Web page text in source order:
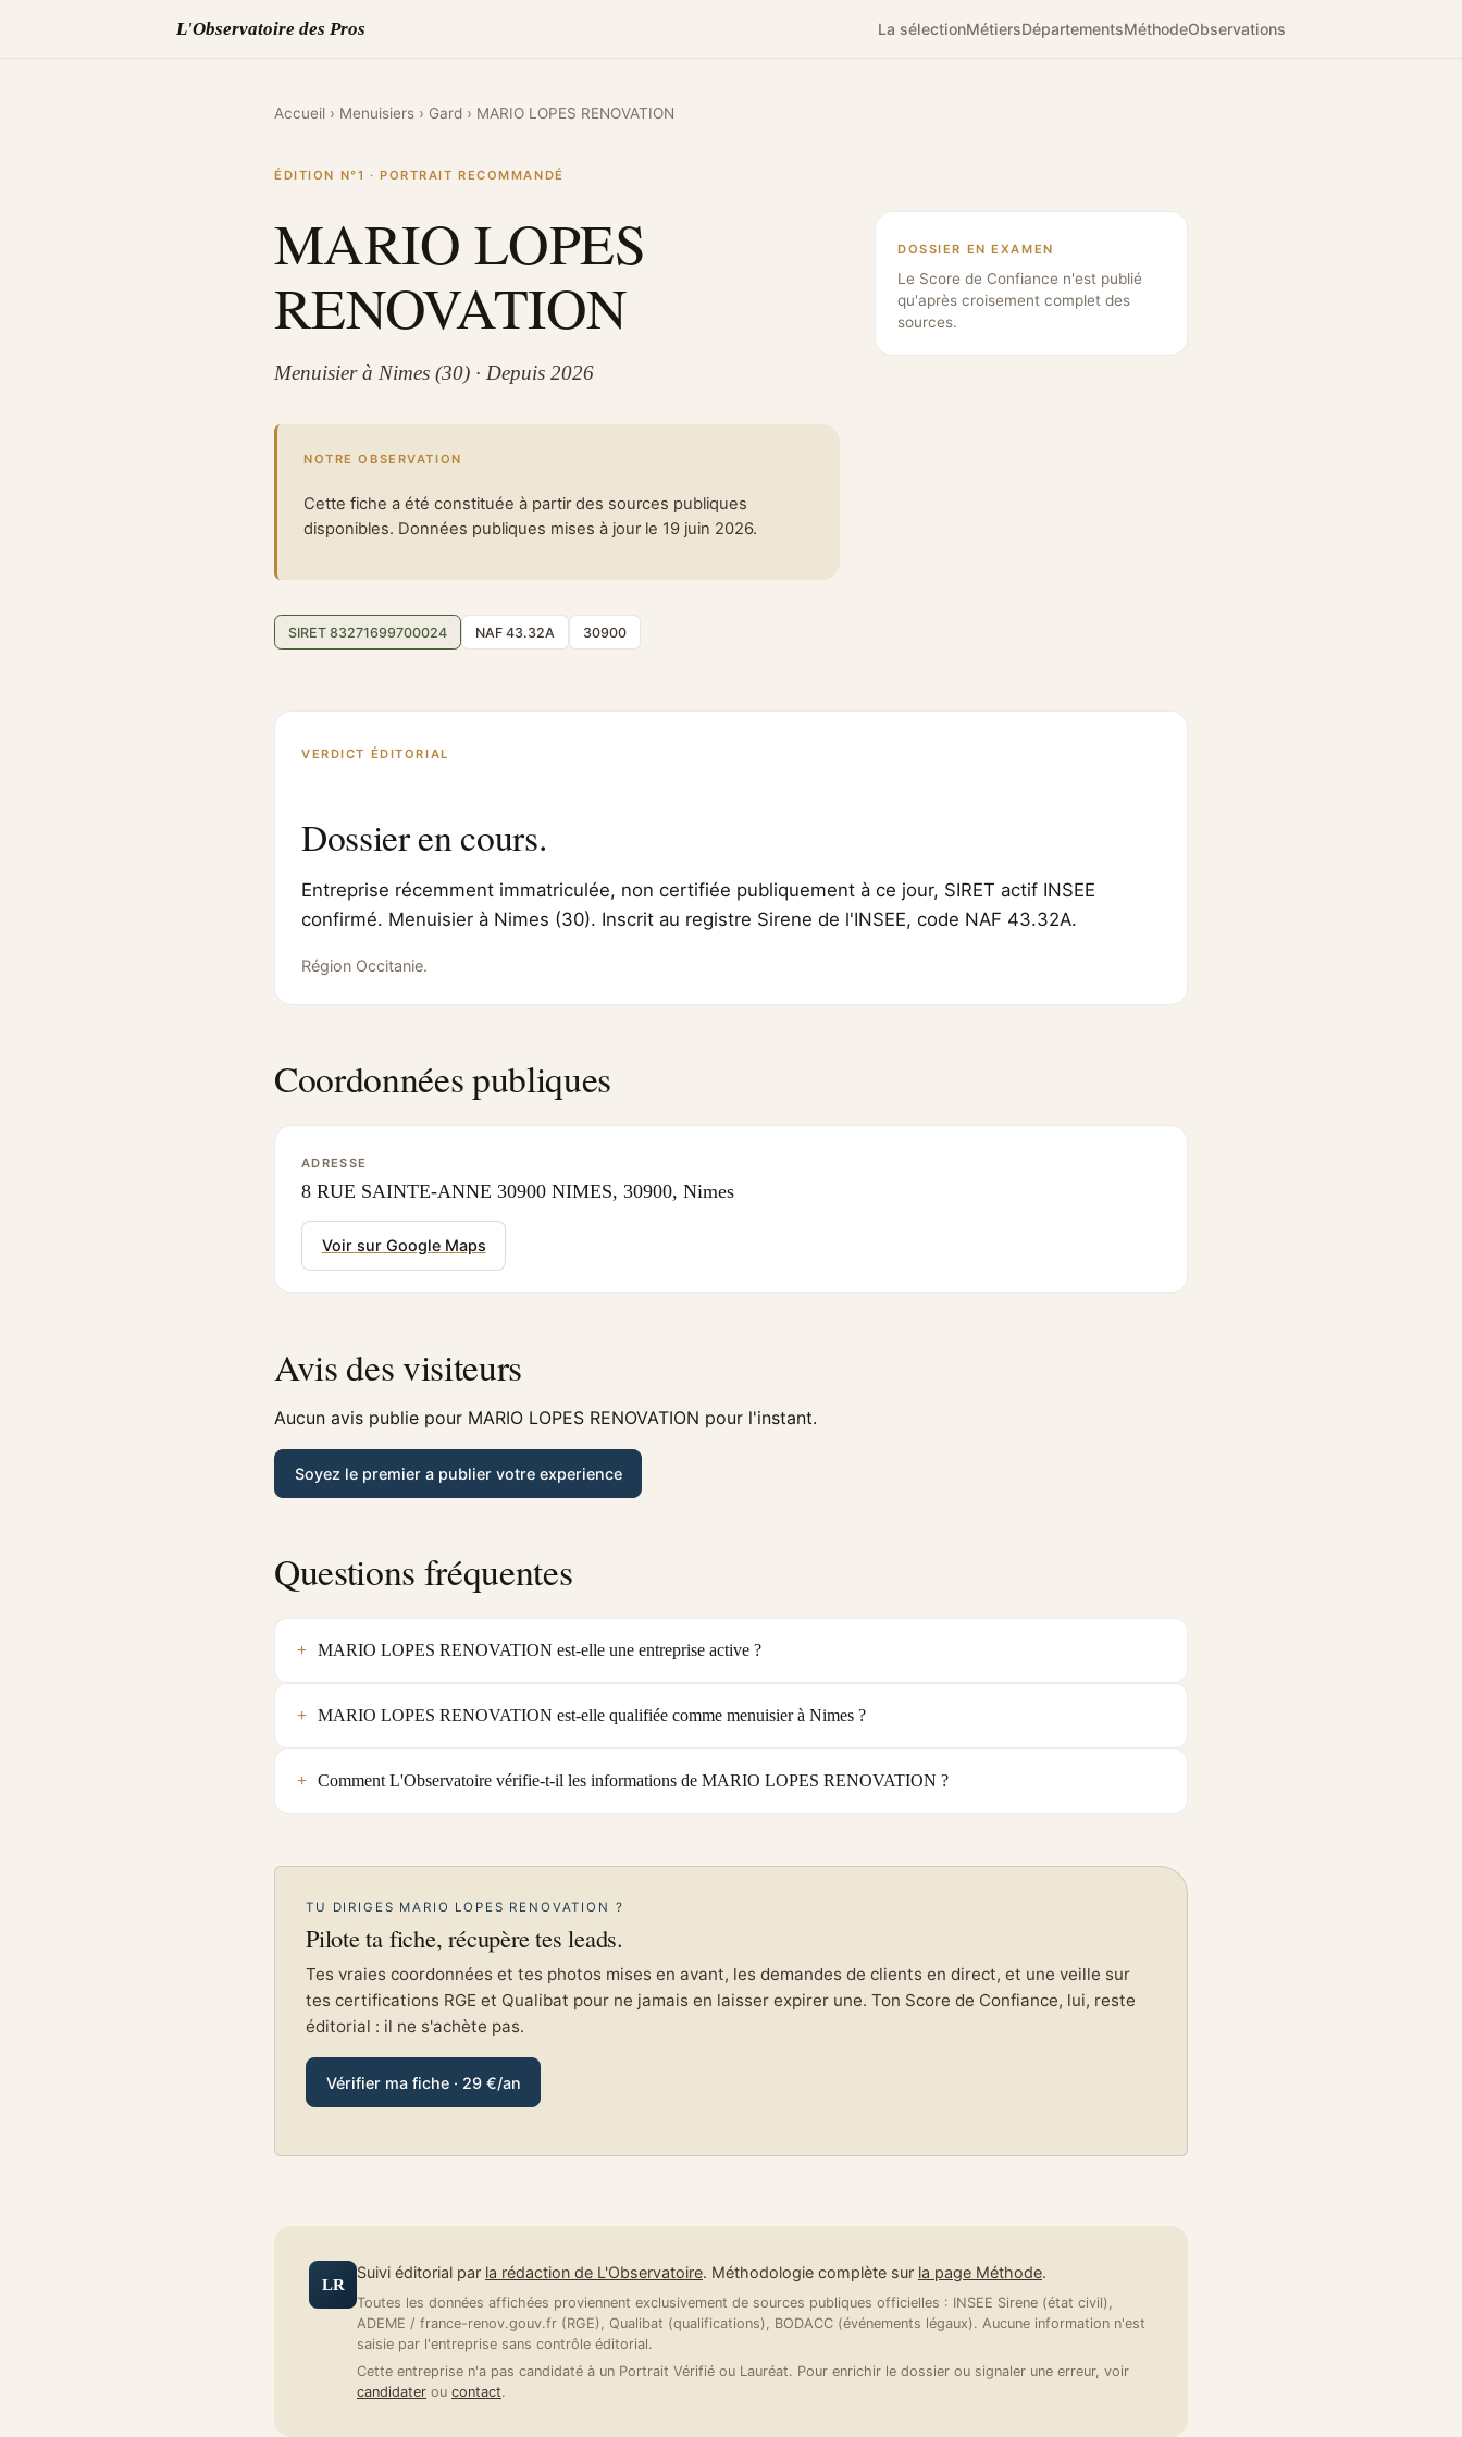
L'Observatoire des Pros La sélectionMétiersDépartementsMéthodeObservations
Accueil › Menuisiers › Gard › MARIO LOPES RENOVATION
ÉDITION N°1 · PORTRAIT RECOMMANDÉ
MARIO LOPES
RENOVATION
Menuisier à Nimes (30) · Depuis 2026
NOTRE OBSERVATION
Cette fiche a été constituée à partir des sources publiques
disponibles. Données publiques mises à jour le 19 juin 2026.
SIRET 83271699700024 NAF 43.32A 30900
DOSSIER EN EXAMEN
Le Score de Confiance n'est publié
qu'après croisement complet des
sources.
VERDICT ÉDITORIAL
Dossier en cours.
Entreprise récemment immatriculée, non certifiée publiquement à ce jour, SIRET actif INSEE
confirmé. Menuisier à Nimes (30). Inscrit au registre Sirene de l'INSEE, code NAF 43.32A.
Région Occitanie.
Coordonnées publiques
ADRESSE
8 RUE SAINTE-ANNE 30900 NIMES, 30900, Nimes
Voir sur Google Maps
Avis des visiteurs
Aucun avis publie pour MARIO LOPES RENOVATION pour l'instant.
Soyez le premier a publier votre experience
Questions fréquentes
MARIO LOPES RENOVATION est-elle une entreprise active ?
MARIO LOPES RENOVATION est-elle qualifiée comme menuisier à Nimes ?
Comment L'Observatoire vérifie-t-il les informations de MARIO LOPES RENOVATION ?
TU DIRIGES MARIO LOPES RENOVATION ?
Pilote ta fiche, récupère tes leads.
Tes vraies coordonnées et tes photos mises en avant, les demandes de clients en direct, et une veille sur
tes certifications RGE et Qualibat pour ne jamais en laisser expirer une. Ton Score de Confiance, lui, reste
éditorial : il ne s'achète pas.
Vérifier ma fiche · 29 €/an
LR
Suivi éditorial par la rédaction de L'Observatoire. Méthodologie complète sur la page Méthode.
Toutes les données affichées proviennent exclusivement de sources publiques officielles : INSEE Sirene (état civil),
ADEME / france-renov.gouv.fr (RGE), Qualibat (qualifications), BODACC (événements légaux). Aucune information n'est
saisie par l'entreprise sans contrôle éditorial.
Cette entreprise n'a pas candidaté à un Portrait Vérifié ou Lauréat. Pour enrichir le dossier ou signaler une erreur, voir
candidater ou contact.